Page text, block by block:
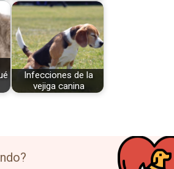
Infecciones de la
vejiga canina